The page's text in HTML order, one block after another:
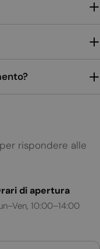
rispondere alle
di apertura
10:00–14:00